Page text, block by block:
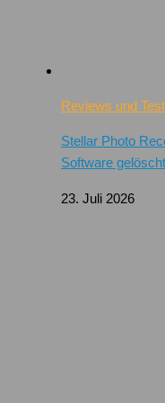
Reviews und
Stellar Photo
Software
23. Juli 2026